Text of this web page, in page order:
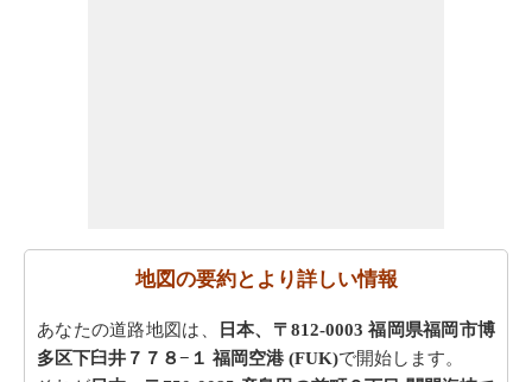
地図の要約とより詳しい情報
あなたの道路地図は、
日本、〒812-0003 福岡県福岡市博
多区下臼井７７８−１ 福岡空港 (FUK)で開始します。